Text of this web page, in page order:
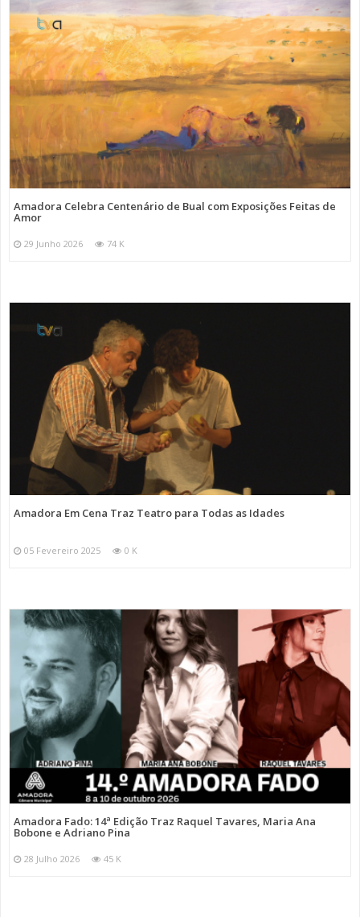
Amadora Celebra Centenário de Bual com Exposições Feitas de
Amor
29 Junho 2026 74 K
Amadora Em Cena Traz Teatro para Todas as Idades
05 Fevereiro 2025 0 K
Amadora Fado: 14ª Edição Traz Raquel Tavares, Maria Ana
Bobone e Adriano Pina
28 Julho 2026 45 K